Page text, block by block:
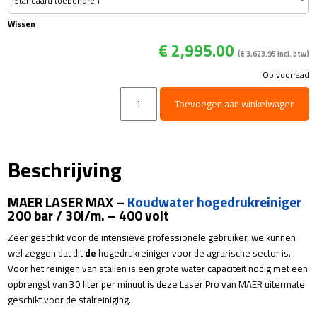
Wissen
€ 2,995.00 (€3,623.95incl. btw)
Op voorraad
LASER
MAX
Toevoegen aan winkelwagen
Beschrijving
MAER LASER MAX – Koudwater hogedrukreiniger
200 bar / 30l/m. – 400 volt
Zeer geschikt voor de intensieve professionele gebruiker, we kunnen
wel zeggen dat ditde hogedrukreiniger voor de agrarische sector is.
Voor het reinigen van stallen is een grote water capaciteit nodig met een
opbrengst van 30 liter per minuut is deze Laser Pro van MAER uitermate
geschikt voor de stalreiniging.